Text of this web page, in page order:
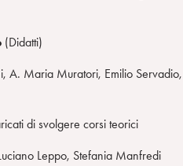
(Didatti)
A. Maria Muratori, Emilio Servadio,
di svolgere corsi teorici
Leppo, Stefania Manfredi